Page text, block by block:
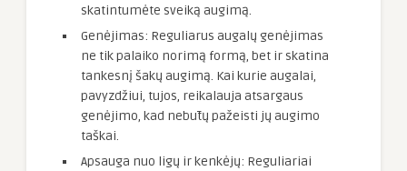
skatintumėte sveiką augimą.
Genėjimas: Reguliarus augalų genėjimas
ne tik palaiko norimą formą, bet ir skatina
tankesnį šakų augimą. Kai kurie augalai,
pavyzdžiui, tujos, reikalauja atsargaus
genėjimo, kad nebūtų pažeisti jų augimo
taškai.
Apsauga nuo ligų ir kenkėjų: Reguliariai